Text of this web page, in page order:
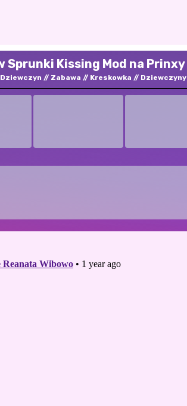
Sprunki Kissing Mod na Prinxy
Zabawa Kreskowka Dziewczyny